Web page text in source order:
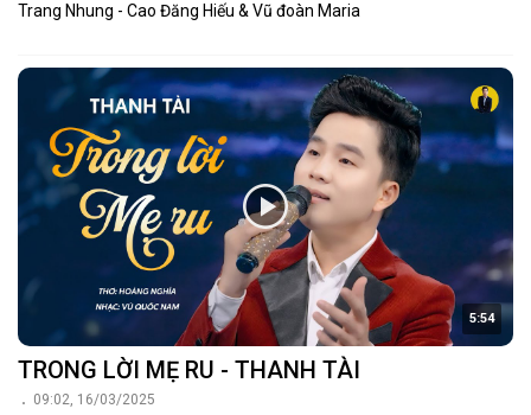
Trang Nhung - Cao Đăng Hiếu & Vũ đoàn Maria
5:54
TRONG LỜI MẸ RU - THANH TÀI
09:02, 16/03/2025